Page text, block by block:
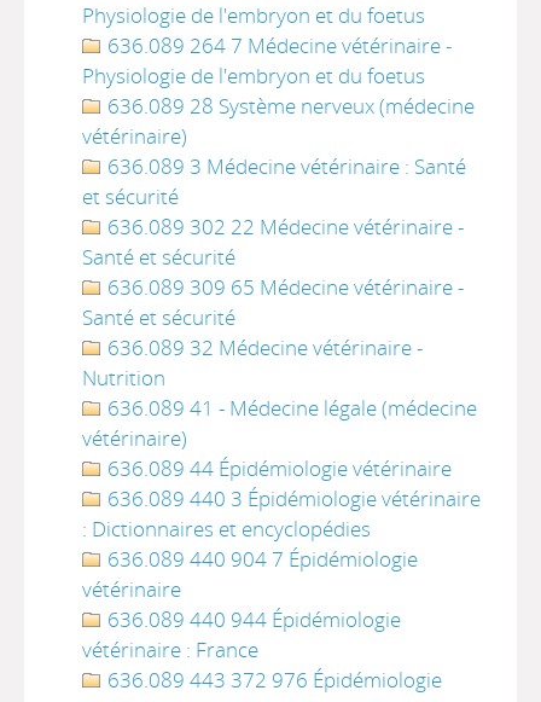
Physiologie de l'embryon et du foetus
636.089 264 7 Médecine vétérinaire -
Physiologie de l'embryon et du foetus
636.089 28 Système nerveux (médecine
vétérinaire)
636.089 3 Médecine vétérinaire : Santé
et sécurité
636.089 302 22 Médecine vétérinaire -
Santé et sécurité
636.089 309 65 Médecine vétérinaire -
Santé et sécurité
636.089 32 Médecine vétérinaire -
Nutrition
636.089 41 - Médecine légale (médecine
vétérinaire)
636.089 44 Épidémiologie vétérinaire
636.089 440 3 Épidémiologie vétérinaire
: Dictionnaires et encyclopédies
636.089 440 904 7 Épidémiologie
vétérinaire
636.089 440 944 Épidémiologie
vétérinaire : France
636.089 443 372 976 Épidémiologie